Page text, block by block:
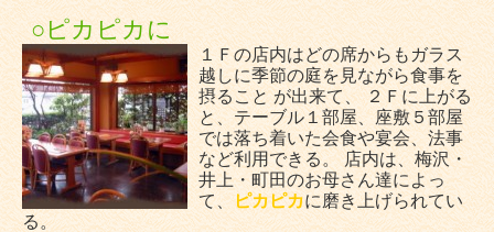
○ピカピカに
１Ｆの店内はどの席からもガラス
越しに季節の庭を見ながら食事を
摂ること が出来て、 ２Ｆに上がる
と、テーブル１部屋、座敷５部屋
では落ち着いた会食や宴会、法事
など利用できる。 店内は、梅沢・
井上・町田のお母さん達によっ
て、ピカピカに磨き上げられてい
る。